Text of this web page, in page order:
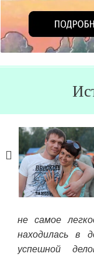
не самое
находилась в
успешной